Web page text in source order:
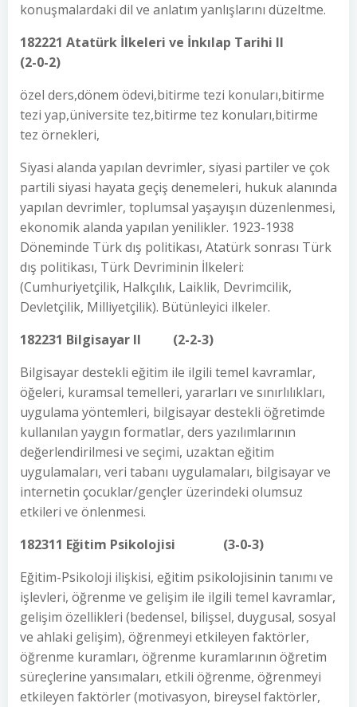
konuşmalardaki dil ve anlatım yanlışlarını düzeltme.
182221 Atatürk İlkeleri ve İnkılap Tarihi II
(2-0-2)
özel ders,dönem ödevi,bitirme tezi konuları,bitirme
tezi yap,üniversite tez,bitirme tez konuları,bitirme
tez örnekleri,
Siyasi alanda yapılan devrimler, siyasi partiler ve çok
partili siyasi hayata geçiş denemeleri, hukuk alanında
yapılan devrimler, toplumsal yaşayışın düzenlenmesi,
ekonomik alanda yapılan yenilikler. 1923-1938
Döneminde Türk dış politikası, Atatürk sonrası Türk
dış politikası, Türk Devriminin İlkeleri:
(Cumhuriyetçilik, Halkçılık, Laiklik, Devrimcilik,
Devletçilik, Milliyetçilik). Bütünleyici ilkeler.
182231 Bilgisayar II (2-2-3)
Bilgisayar destekli eğitim ile ilgili temel kavramlar,
öğeleri, kuramsal temelleri, yararları ve sınırlılıkları,
uygulama yöntemleri, bilgisayar destekli öğretimde
kullanılan yaygın formatlar, ders yazılımlarının
değerlendirilmesi ve seçimi, uzaktan eğitim
uygulamaları, veri tabanı uygulamaları, bilgisayar ve
internetin çocuklar/gençler üzerindeki olumsuz
etkileri ve önlenmesi.
182311 Eğitim Psikolojisi (3-0-3)
Eğitim-Psikoloji ilişkisi, eğitim psikolojisinin tanımı ve
işlevleri, öğrenme ve gelişim ile ilgili temel kavramlar,
gelişim özellikleri (bedensel, bilişsel, duygusal, sosyal
ve ahlaki gelişim), öğrenmeyi etkileyen faktörler,
öğrenme kuramları, öğrenme kuramlarının öğretim
süreçlerine yansımaları, etkili öğrenme, öğrenmeyi
etkileyen faktörler (motivasyon, bireysel faktörler,